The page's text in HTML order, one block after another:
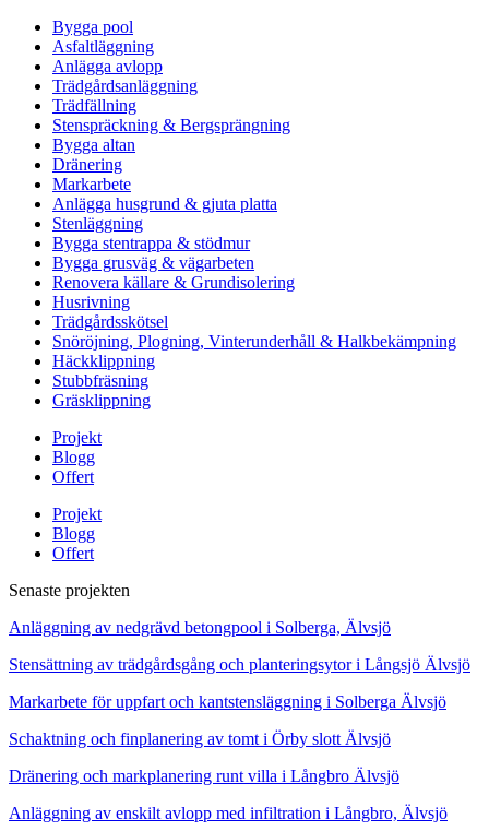
Bygga pool
Asfaltläggning
Anlägga avlopp
Trädgårdsanläggning
Trädfällning
Stenspräckning & Bergsprängning
Bygga altan
Dränering
Markarbete
Anlägga husgrund & gjuta platta
Stenläggning
Bygga stentrappa & stödmur
Bygga grusväg & vägarbeten
Renovera källare & Grundisolering
Husrivning
Trädgårdsskötsel
Snöröjning, Plogning, Vinterunderhåll & Halkbekämpning
Häckklippning
Stubbfräsning
Gräsklippning
Projekt
Blogg
Offert
Projekt
Blogg
Offert
Senaste projekten
Anläggning av nedgrävd betongpool i Solberga, Älvsjö
Stensättning av trädgårdsgång och planteringsytor i Långsjö Älvsjö
Markarbete för uppfart och kantstensläggning i Solberga Älvsjö
Schaktning och finplanering av tomt i Örby slott Älvsjö
Dränering och markplanering runt villa i Långbro Älvsjö
Anläggning av enskilt avlopp med infiltration i Långbro, Älvsjö